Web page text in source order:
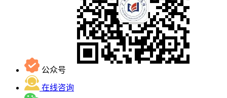
公众号
在线咨询